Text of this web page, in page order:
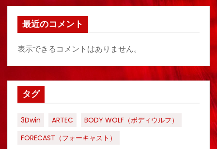
最近のコメント
表示できるコメントはありません。
タグ
3Dwin ARTEC
BODY WOLF（ボディウルフ）
FORECAST（フォーキャスト）